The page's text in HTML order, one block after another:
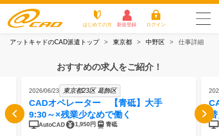
はじめての方 新規登録 ログイン
派遣がはじめての方
お仕事を探す
ばれる3つの理由
じめての
方
事を
探す
ちコラ
アットキャドのCAD派遣トップ 東京都 中野区 仕事詳細
おすすめの求人をご紹介！
2026/06/23 東京都23区 葛飾区
CADオペレーター 【青砥】大手
9:30～×残業少なめで働く
AutoCAD 1,950円 青砥